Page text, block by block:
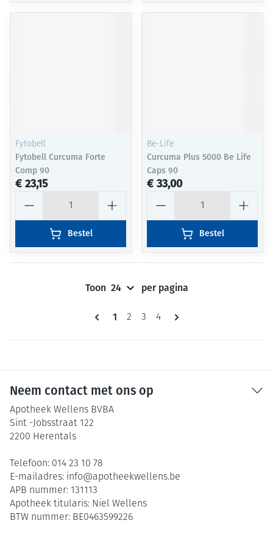
Fytobell
Fytobell Curcuma Forte
Comp 90
€ 23,15
Bestel
Be-Life
Curcuma Plus 5000 Be Life
Caps 90
€ 33,00
Bestel
Pagina's
U lees momenteel pagina
1 Pagina
2 Pagina
3 Pagina
4
Toon per pagina
Neem contact met ons op
Apotheek Wellens BVBA
Sint -Jobsstraat 122
2200 Herentals
Telefoon: 014 23 10 78
E-mailadres: info@apotheekwellens.be
APB nummer: 131113
Apotheek titularis: Niel Wellens
BTW nummer: BE0463599226